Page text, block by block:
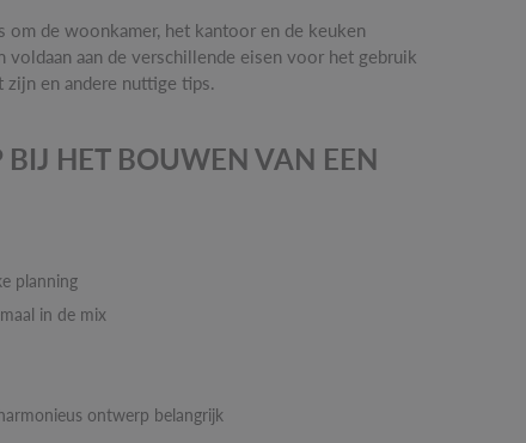
om de woonkamer, het kantoor en de keuken
aan de verschillende eisen voor het gebruik
en andere nuttige tips.
BIJ HET BOUWEN VAN EEN
planning
in de mix
ontwerp belangrijk